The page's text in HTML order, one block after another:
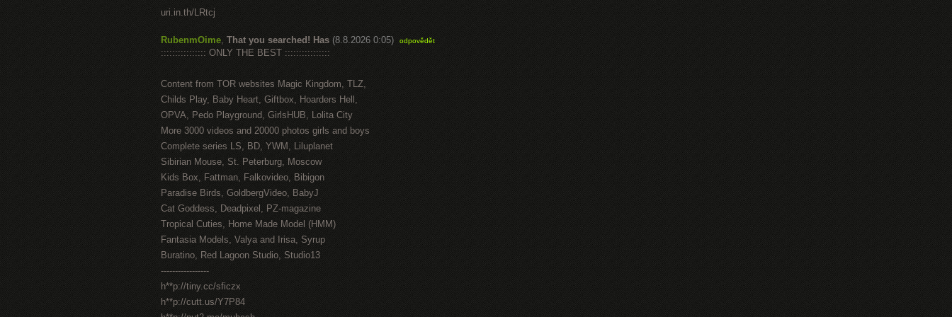
uri.in.th/LRtcj
RubenmOime, That you searched! Has (8.8.2026 0:05) odpovědět
:::::::::::::::: ONLY THE BEST ::::::::::::::::
Content from TOR websites Magic Kingdom, TLZ,
Childs Play, Baby Heart, Giftbox, Hoarders Hell,
OPVA, Pedo Playground, GirlsHUB, Lolita City
More 3000 videos and 20000 photos girls and boys
Complete series LS, BD, YWM, Liluplanet
Sibirian Mouse, St. Peterburg, Moscow
Kids Box, Fattman, Falkovideo, Bibigon
Paradise Birds, GoldbergVideo, BabyJ
Cat Goddess, Deadpixel, PZ-magazine
Tropical Cuties, Home Made Model (HMM)
Fantasia Models, Valya and Irisa, Syrup
Buratino, Red Lagoon Studio, Studio13
-----------------
h**p://tiny.cc/sficzx
h**p://cutt.us/Y7P84